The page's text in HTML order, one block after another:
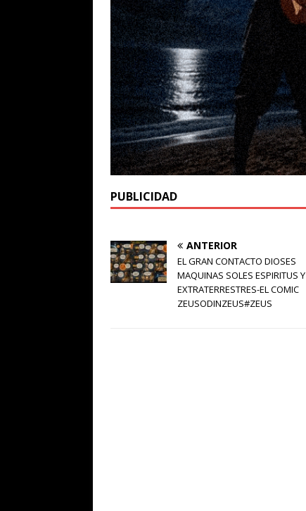
PUBLICIDAD
ANTERIOR
EL GRAN CONTACTO DIOSES
MAQUINAS SOLES ESPIRITUS Y
EXTRATERRESTRES-EL COMIC
ZEUSODINZEUS#ZEUS